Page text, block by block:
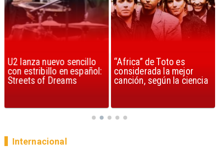
U2 lanza nuevo sencillo
con estribillo en español:
Streets of Dreams
“Africa” de Toto es
considerada la mejor
canción, según la ciencia
Internacional